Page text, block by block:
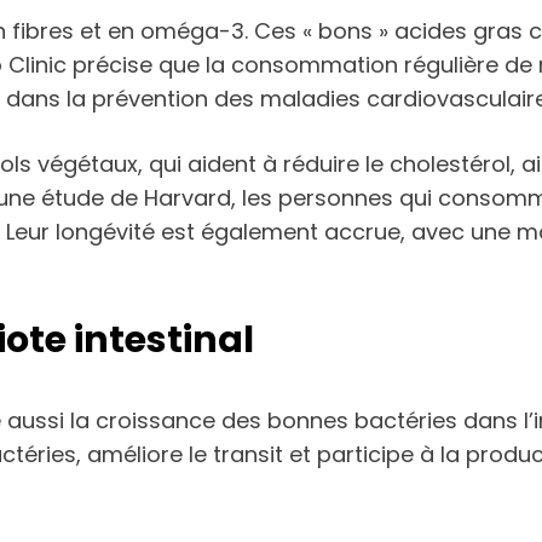
fibres et en oméga-3. Ces « bons » acides
précise que la consommation régulière
la prévention des maladies
végétaux, qui aident à réduire le cholestérol,
étude de Harvard, les personnes qui
longévité est également accrue, avec une
intestinal
la croissance des bonnes bactéries dans
améliore le transit et participe à la